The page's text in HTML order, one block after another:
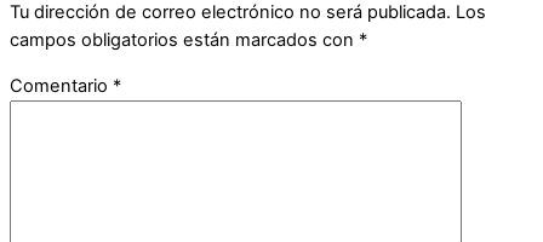
Tu dirección de correo electrónico no será publicada. Los
campos obligatorios están marcados con *
Comentario *